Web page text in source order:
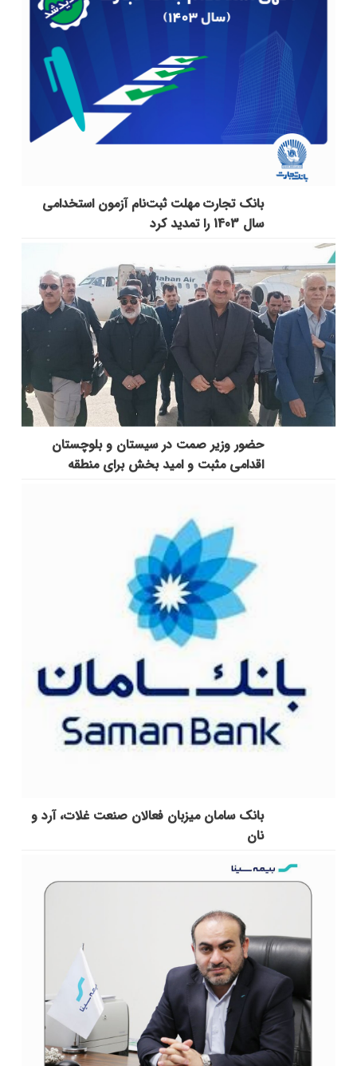
بانک تجارت مهلت ثبت‌نام آزمون استخدامی
سال 1403 را تمدید کرد
حضور وزیر صمت در سیستان و بلوچستان
اقدامی مثبت و امید بخش برای منطقه
بانک سامان میزبان فعالان صنعت غلات، آرد و
نان